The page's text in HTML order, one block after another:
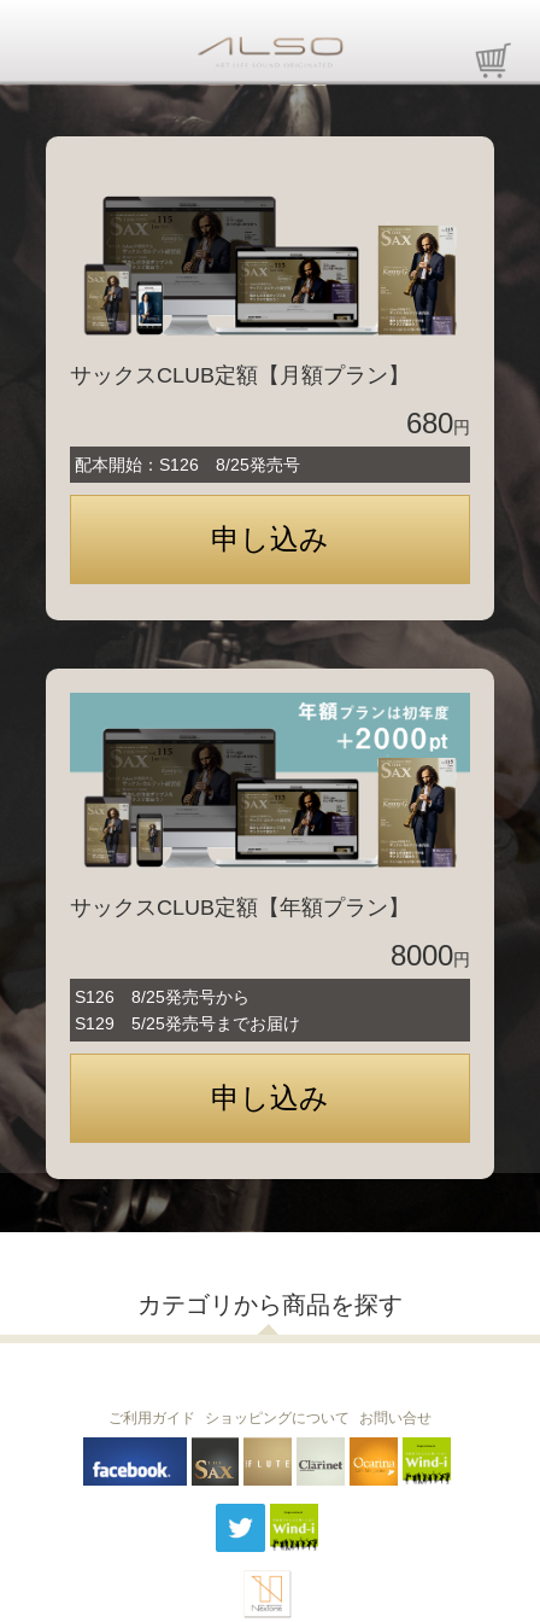
サックスCLUB定額【月額プラン】
680円
配本開始：S126 8/25発売号
サックスCLUB定額【年額プラン】
8000円
S126 8/25発売号から
S129 5/25発売号までお届け
カテゴリから商品を探す
THE SAX The Clarinet
Ocarina
ご利用ガイド ショッピングについて お問い合せ